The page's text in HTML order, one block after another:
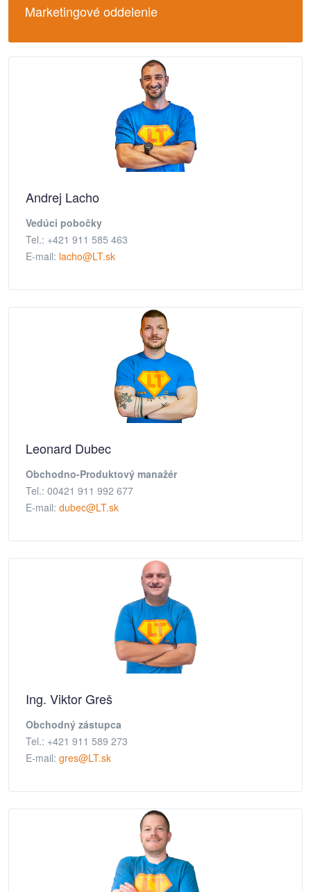
Marketingové oddelenie
Andrej Lacho
Vedúci pobočky
Tel.: +421 911 585 463
E-mail: lacho@LT.sk
Leonard Dubec
Obchodno-Produktový manažér
Tel.: 00421 911 992 677
E-mail: dubec@LT.sk
Ing. Viktor Greš
Obchodný zástupca
Tel.: +421 911 589 273
E-mail: gres@LT.sk